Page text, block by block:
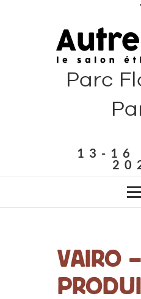
Parc
13-16
VAIRO –